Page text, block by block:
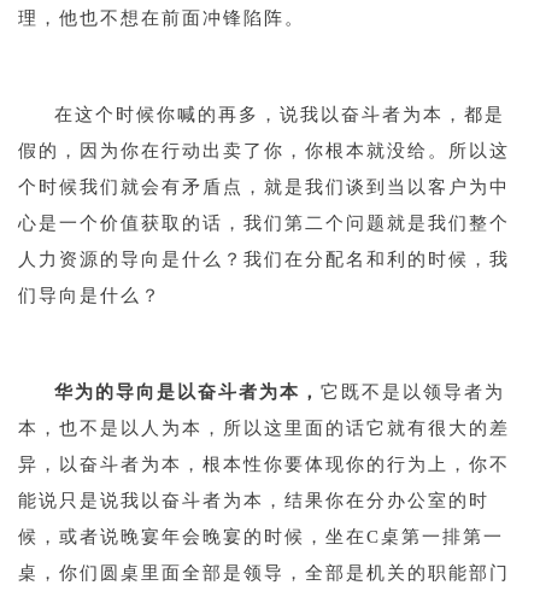
理，他也不想在前面冲锋陷阵。
在这个时候你喊的再多，说我以奋斗者为本，都是
假的，因为你在行动出卖了你，你根本就没给。所以这
个时候我们就会有矛盾点，就是我们谈到当以客户为中
心是一个价值获取的话，我们第二个问题就是我们整个
人力资源的导向是什么？我们在分配名和利的时候，我
们导向是什么？
华为的导向是以奋斗者为本， 它既不是以领导者为
本，也不是以人为本，所以这里面的话它就有很大的差
异，以奋斗者为本，根本性你要体现你的行为上，你不
能说只是说我以奋斗者为本，结果你在分办公室的时
候，或者说晚宴年会晚宴的时候，坐在C桌第一排第一
桌，你们圆桌里面全部是领导，全部是机关的职能部门